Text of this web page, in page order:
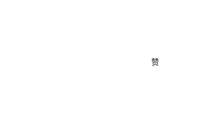
赞